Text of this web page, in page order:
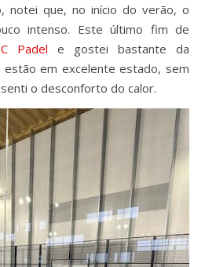
notei que, no início do verão, o
intenso. Este último fim de
Padel e gostei bastante da
estão em excelente estado, sem
o desconforto do calor.